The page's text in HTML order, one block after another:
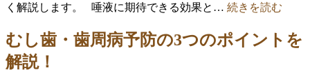
く解説します。 唾液に期待できる効果と… 続きを読む
むし歯・歯周病予防の3つのポイントを
解説！